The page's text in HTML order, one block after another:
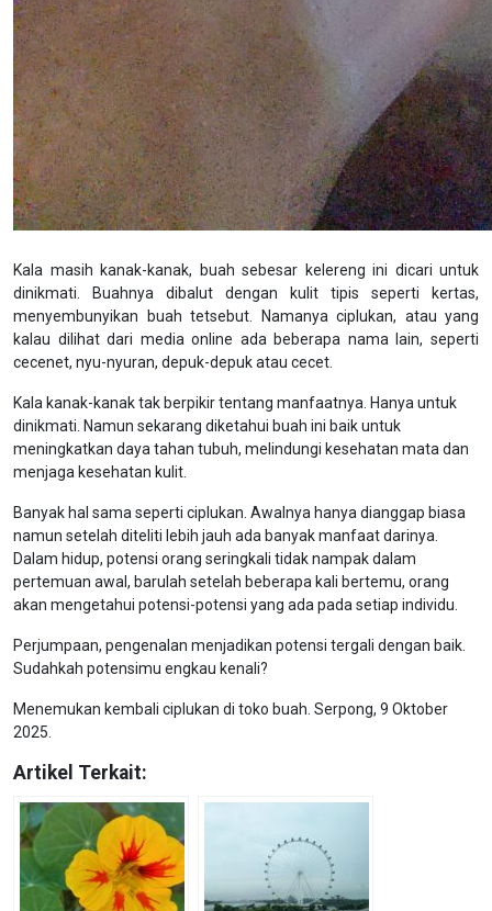
Kala masih kanak-kanak, buah sebesar kelereng ini dicari untuk
dinikmati. Buahnya dibalut dengan kulit tipis seperti kertas,
menyembunyikan buah tetsebut. Namanya ciplukan, atau yang
kalau dilihat dari media online ada beberapa nama lain, seperti
cecenet, nyu-nyuran, depuk-depuk atau cecet.
Kala kanak-kanak tak berpikir tentang manfaatnya. Hanya untuk
dinikmati. Namun sekarang diketahui buah ini baik untuk
meningkatkan daya tahan tubuh, melindungi kesehatan mata dan
menjaga kesehatan kulit.
Banyak hal sama seperti ciplukan. Awalnya hanya dianggap biasa
namun setelah diteliti lebih jauh ada banyak manfaat darinya.
Dalam hidup, potensi orang seringkali tidak nampak dalam
pertemuan awal, barulah setelah beberapa kali bertemu, orang
akan mengetahui potensi-potensi yang ada pada setiap individu.
Perjumpaan, pengenalan menjadikan potensi tergali dengan baik.
Sudahkah potensimu engkau kenali?
Menemukan kembali ciplukan di toko buah. Serpong, 9 Oktober
2025.
Artikel Terkait: